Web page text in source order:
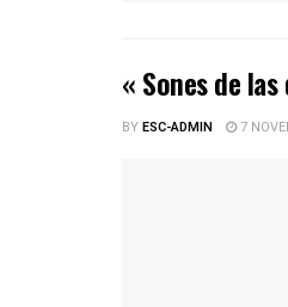
« Sones de
BYESC-ADMIN 7